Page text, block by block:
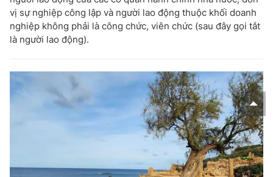
vị sự nghiệp công lập và người lao động thuộc khối doanh
nghiệp không phải là công chức, viên chức (sau đây gọi tắt
là người lao động).